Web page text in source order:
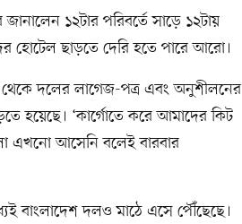
১২টার পরিবর্তে সাড়ে ১২টায়
ছাড়তে দেরি হতে পারে আরো।
থেকে দলের লাগেজ-পত্র এবং অনুশীলনের
হয়েছে। ‘কার্গোতে করে আমাদের কিট
এখনো আসেনি বলেই বারবার
বাংলাদেশ দলও মাঠে এসে পৌঁছেছে।